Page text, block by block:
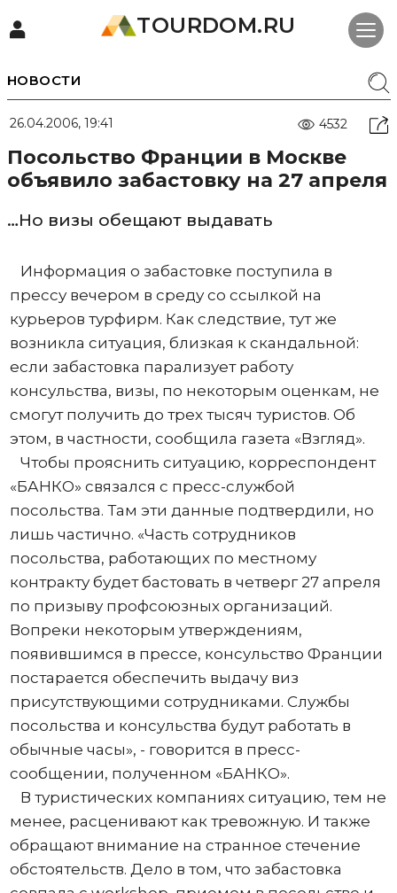
TOURDOM.RU
НОВОСТИ
26.04.2006, 19:41 4532
Посольство Франции в Москве
объявило забастовку на 27 апреля
…Но визы обещают выдавать
Информация о забастовке поступила в
прессу вечером в среду со ссылкой на
курьеров турфирм. Как следствие, тут же
возникла ситуация, близкая к скандальной:
если забастовка парализует работу
консульства, визы, по некоторым оценкам, не
смогут получить до трех тысяч туристов. Об
этом, в частности, сообщила газета «Взгляд».
Чтобы прояснить ситуацию, корреспондент
«БАНКО» связался с пресс-службой
посольства. Там эти данные подтвердили, но
лишь частично. «Часть сотрудников
посольства, работающих по местному
контракту будет бастовать в четверг 27 апреля
по призыву профсоюзных организаций.
Вопреки некоторым утверждениям,
появившимся в прессе, консульство Франции
постарается обеспечить выдачу виз
присутствующими сотрудниками. Службы
посольства и консульства будут работать в
обычные часы», - говорится в пресс-
сообщении, полученном «БАНКО».
В туристических компаниях ситуацию, тем не
менее, расценивают как тревожную. И также
обращают внимание на странное стечение
обстоятельств. Дело в том, что забастовка